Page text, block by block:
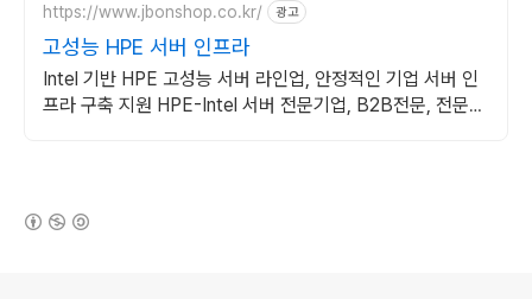
https://www.jbonshop.co.kr/ 광고
고성능 HPE 서버 인프라
Intel 기반 HPE 고성능 서버 라인업, 안정적인 기업 서버 인
프라 구축 지원 HPE-Intel 서버 전문기업, B2B전문, 전문가